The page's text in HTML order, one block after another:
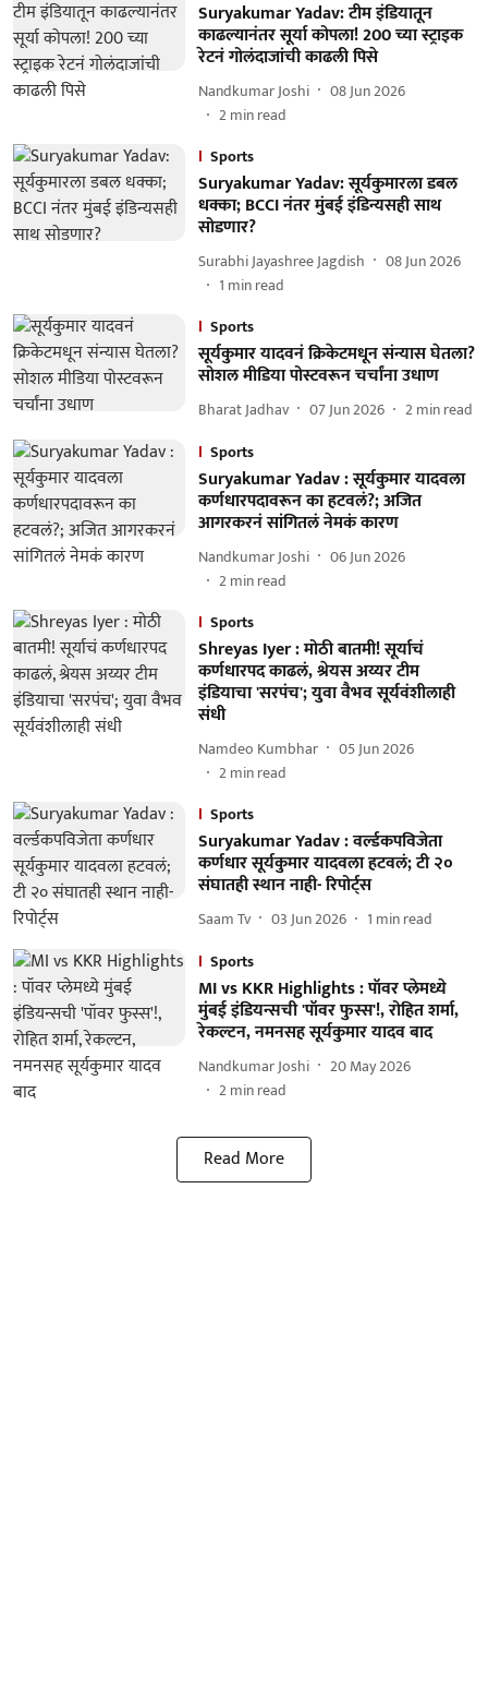
Suryakumar Yadav: टीम इंडियातून
काढल्यानंतर सूर्या कोपला! 200 च्या स्ट्राइक
रेटनं गोलंदाजांची काढली पिसे
Nandkumar Joshi
08 Jun 2026
2min read
Sports
Suryakumar Yadav: सूर्यकुमारला डबल
धक्का; BCCI नंतर मुंबई इंडिन्यसही साथ
सोडणार?
Surabhi Jayashree Jagdish
08 Jun 2026
1 min read
Sports
सूर्यकुमार यादवनं क्रिकेटमधून संन्यास घेतला?
सोशल मीडिया पोस्टवरून चर्चांना उधाण
Bharat Jadhav 07 Jun 2026 2min read
Sports
Suryakumar Yadav : सूर्यकुमार यादवला
कर्णधारपदावरून का हटवलं?; अजित
आगरकरनं सांगितलं नेमकं कारण
Nandkumar Joshi
06 Jun 2026
2min read
Sports
Shreyas Iyer : मोठी बातमी! सूर्याचं
कर्णधारपद काढलं, श्रेयस अय्यर टीम
इंडियाचा 'सरपंच'; युवा वैभव सूर्यवंशीलाही
संधी
Namdeo Kumbhar
05 Jun 2026
2min read
Sports
Suryakumar Yadav : वर्ल्डकपविजेता
कर्णधार सूर्यकुमार यादवला हटवलं; टी २०
संघातही स्थान नाही- रिपोर्ट्स
Saam Tv 03 Jun 2026 1 min read
Sports
MI vs KKR Highlights : पॉवर प्लेमध्ये
मुंबई इंडियन्सची 'पॉवर फुस्स'!, रोहित शर्मा,
रेकल्टन, नमनसह सूर्यकुमार यादव बाद
Nandkumar Joshi
20 May 2026
2min read
Read More